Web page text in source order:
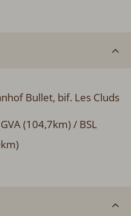
(104,7km) / BSL